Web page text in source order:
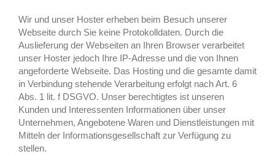
Wir und unser Hoster erheben beim Besuch unserer
Webseite durch Sie keine Protokolldaten. Durch die
Auslieferung der Webseiten an Ihren Browser verarbeitet
unser Hoster jedoch Ihre IP-Adresse und die von Ihnen
angeforderte Webseite. Das Hosting und die gesamte damit
in Verbindung stehende Verarbeitung erfolgt nach Art. 6
Abs. 1 lit. f DSGVO. Unser berechtigtes ist unseren
Kunden und Interessenten Informationen über unser
Unternehmen, Angebotene Waren und Dienstleistungen mit
Mitteln der Informationsgesellschaft zur Verfügung zu
stellen.